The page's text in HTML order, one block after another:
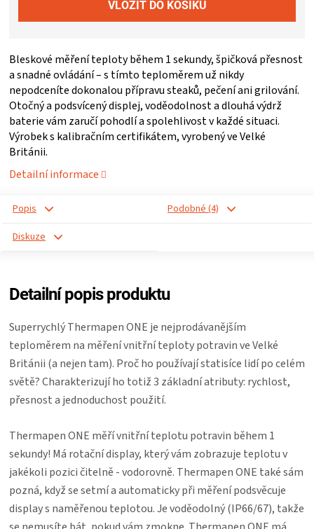
ZRÁNÍ
MASA
VENKOVNÍ
KUCHYNĚ
KNIHY
O
GRILOVÁNÍ
HAVAJSKÉ
VÍNO
DÁRKOVÉ
POUKAZY
ZNAČKY
MĚNA
Bleskové měření teploty během 1 sekundy, špičková přesnost
a snadné ovládání – s tímto teploměrem už nikdy
nepodceníte dokonalou přípravu steaků, pečení ani grilování.
Otočný a podsvícený displej, voděodolnost a dlouhá výdrž
baterie vám zaručí pohodlí a spolehlivost v každé situaci.
Výrobek s kalibračním certifikátem, vyrobený ve Velké
Británii.
Detailní informace
Popis
Podobné (4)
Diskuze
Detailní popis produktu
Superrychlý Thermapen ONE je nejprodávanějším
teploměrem na měření vnitřní teploty potravin ve Velké
Británii (a nejen tam). Proč ho používají statisíce lidí po celém
světě? Charakterizují ho totiž 3 základní atributy: rychlost,
přesnost a jednoduchost použití.
Thermapen ONE měří vnitřní teplotu potravin během 1
sekundy! Má rotační display, který vám zobrazuje teplotu v
jakékoli pozici čitelně - vodorovně. Thermapen ONE také sám
pozná, když se setmí a automaticky při měření podsvěcuje
display s naměřenou teplotou. Je voděodolný (IP66/67), takže